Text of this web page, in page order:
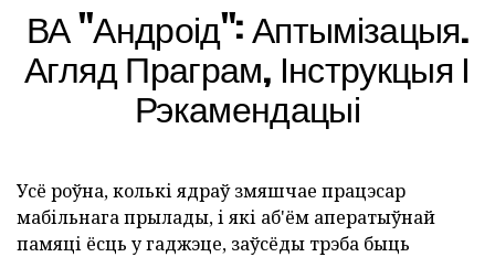
ВА "Андроід": Аптымізацыя.
Агляд Праграм, Інструкцыя І
Рэкамендацыі
Усё роўна, колькі ядраў змяшчае працэсар
мабільнага прылады, і які аб'ём аператыўнай
памяці ёсць у гаджэце, заўсёды трэба быць